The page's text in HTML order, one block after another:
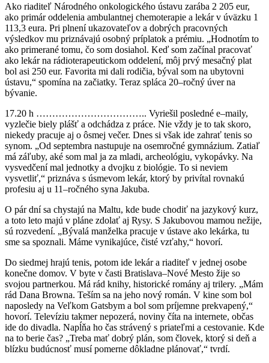
Ako riaditeľ Národného onkologického ústavu zarába 2 205 eur,
ako primár oddelenia ambulantnej chemoterapie a lekár v úväzku 1
113,3 eura. Pri plnení ukazovateľov a dobrých pracovných
výsledkov mu priznávajú osobný príplatok a prémiu. „Hodnotím to
ako primerané tomu, čo som dosiahol. Keď som začínal pracovať
ako lekár na rádioterapeutickom oddelení, môj prvý mesačný plat
bol asi 250 eur. Favorita mi dali rodičia, býval som na ubytovni
ústavu,“ spomína na začiatky. Teraz spláca 20–ročný úver na
bývanie.
17.20 h …………………………….. Vyriešil posledné e–maily,
vyzlečie biely plášť a odchádza z práce. Nie vždy je to tak skoro,
niekedy pracuje aj o ôsmej večer. Dnes si však ide zahrať tenis so
synom. „Od septembra nastupuje na osemročné gymnázium. Zatiaľ
má záľuby, aké som mal ja za mladi, archeológiu, vykopávky. Na
vysvedčení mal jednotky a dvojku z biológie. To si neviem
vysvetliť,“ priznáva s úsmevom lekár, ktorý by privítal rovnakú
profesiu aj u 11–ročného syna Jakuba.
O pár dní sa chystajú na Maltu, kde bude chodiť na jazykový kurz,
a toto leto majú v pláne zdolať aj Rysy. S Jakubovou mamou nežije,
sú rozvedení. „Bývalá manželka pracuje v ústave ako lekárka, tu
sme sa spoznali. Máme vynikajúce, čisté vzťahy,“ hovorí.
Do siedmej hrajú tenis, potom ide lekár a riaditeľ v jednej osobe
konečne domov. V byte v časti Bratislava–Nové Mesto žije so
svojou partnerkou. Má rád knihy, historické romány aj trilery. „Mám
rád Dana Browna. Teším sa na jeho nový román. V kine som bol
naposledy na Veľkom Gatsbym a bol som príjemne prekvapený,“
hovorí. Televíziu takmer nepozerá, noviny číta na internete, občas
ide do divadla. Napĺňa ho čas strávený s priateľmi a cestovanie. Kde
na to berie čas? „Treba mať dobrý plán, som človek, ktorý si deň a
blízku budúcnosť musí pomerne dôkladne plánovať,“ tvrdí.